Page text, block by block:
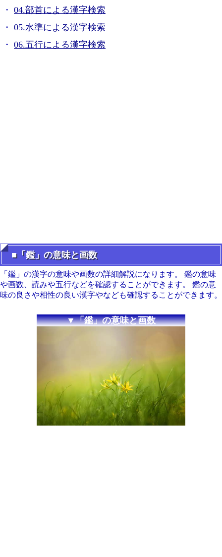
04.部首による漢字検索
05.水準による漢字検索
06.五行による漢字検索
■「鑑」の意味と画数
「鑑」の漢字の意味や画数の詳細解説になります。 鑑の意味
や画数、読みや五行などを確認することができます。 鑑の意
味の良さや相性の良い漢字やなども確認することができます。
▼「鑑」の意味と画数